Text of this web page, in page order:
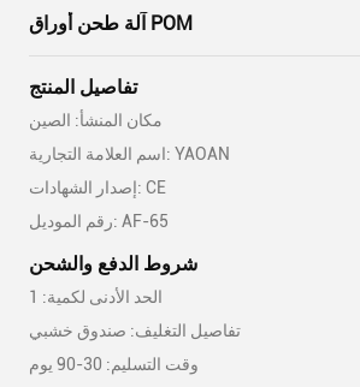
آلة طحن أوراق POM
تفاصيل المنتج
مكان المنشأ: الصين
اسم العلامة التجارية: YAOAN
إصدار الشهادات: CE
رقم الموديل: AF-65
شروط الدفع والشحن
الحد الأدنى لكمية: 1
تفاصيل التغليف: صندوق خشبي
وقت التسليم: 30-90 يوم